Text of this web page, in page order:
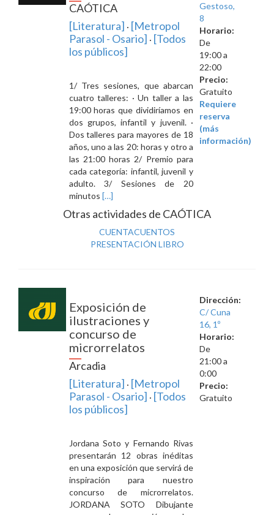
CAÓTICA
[Literatura] · [Metropol
Parasol - Osario] · [Todos
los públicos]
1/ Tres sesiones, que abarcan
cuatro talleres: · Un taller a las
19:00 horas que dividiríamos en
dos grupos, infantil y juvenil. ·
Dos talleres para mayores de 18
años, uno a las 20: horas y otro a
las 21:00 horas 2/ Premio para
cada categoría: infantil, juvenil y
adulto. 3/ Sesiones de 20
minutos Leer
Express
de
Microrrelatos
[…]
Gestoso,
8
Horario:
De
19:00 a
22:00
Precio:
Gratuito
Requiere
reserva
(más
información)
Otras actividades de CAÓTICA
CUENTACUENTOS
PRESENTACIÓN LIBRO
Exposición de
ilustraciones y
concurso de
microrrelatos
Arcadia
[Literatura] · [Metropol
Parasol - Osario] · [Todos
los públicos]
Jordana Soto y Fernando Rivas
presentarán 12 obras inéditas
en una exposición que servirá de
inspiración para nuestro
concurso de microrrelatos.
JORDANA SOTO Dibujante
Dirección:
C/ Cuna
16, 1º
Horario:
De
21:00 a
0:00
Precio:
Gratuito